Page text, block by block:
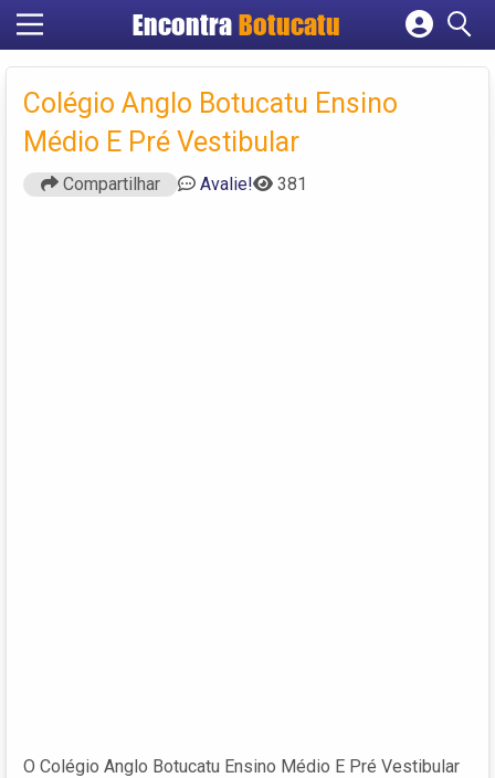
EncontraBotucatu
Cadastrar empresa
Criar conta
Colégio Anglo Botucatu Ensino
Médio E Pré Vestibular
Compartilhar Avalie! 381
O Colégio Anglo Botucatu Ensino Médio E Pré Vestibular